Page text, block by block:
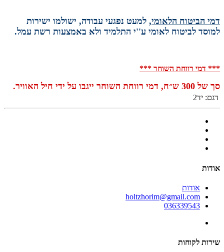
דמי הביטוח הלאומי, למעט נפגעי עבודה, ישולמו ישירות
למוסד לביטוח לאומי ע''י התלמיד ולא באמצעות רשת עמל.
*** דמי רווחת השוחר ***
סך של 300 ש״ח, דמי רווחת השוחר ייגבו על ידי חיל ה אוויר.
דגם: יד2
אודות
אודות
holtzhorim@gmail.com
036339543
שירות לקוחות